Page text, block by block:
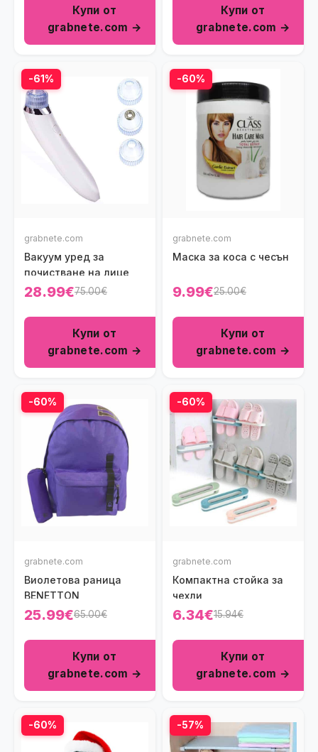
Купи от
grabnete.com →
Купи от
grabnete.com →
-61%
grabnete.com
Вакуум уред за
почистване на лице
28.99€75.00€
Купи от
grabnete.com →
-60%
grabnete.com
Маска за коса с чесън
9.99€25.00€
Купи от
grabnete.com →
-60%
grabnete.com
Виолетова раница
BENETTON
25.99€65.00€
Купи от
grabnete.com →
-60%
grabnete.com
Компактна стойка за
чехли
6.34€15.94€
Купи от
grabnete.com →
-60% -57%